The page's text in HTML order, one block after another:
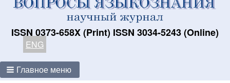
ISSN 0373-658X (Print) ISSN 3034-5243 (Online)
ENG
Главное меню